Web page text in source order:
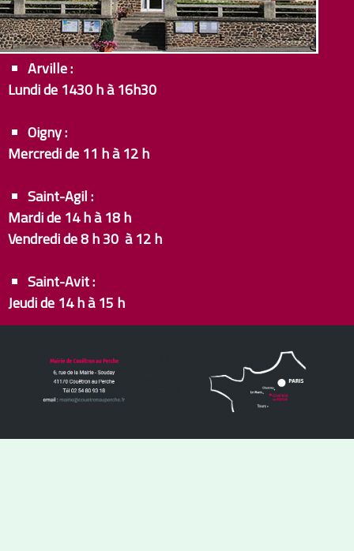
Arville :
Lundi de 1430 h à 16h30
Oigny :
Mercredi de 11 h à 12 h
Saint-Agil :
Mardi de 14 h à 18 h
Vendredi de 8 h 30 à 12 h
Saint-Avit :
Jeudi de 14 h à 15 h